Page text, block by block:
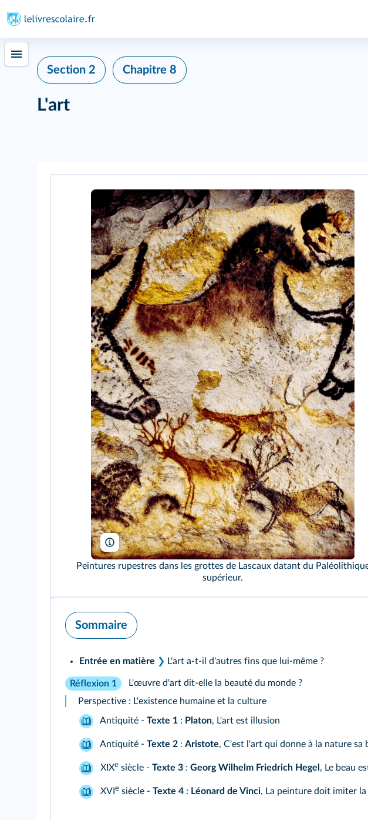
Section 2 Chapitre 8
L'art
Glasshouse Images/JT Vintage/AKG
Peintures rupestres dans les grottes de Lascaux datant du
supérieur.
Sommaire
Entrée en matière ❯ L'art a‑t‑il d'autres fins que lui‑même ?
Réflexion 1
L'œuvre d'art dit‑elle la beauté du monde ?
Perspective : L'existence humaine et la culture
Antiquité - Texte 1 : Platon, L'art est illusion
Antiquité - Texte 2 : Aristote, C'est l'art qui donne à la nature sa
XIXe siècle - Texte 3 : Georg Wilhelm Friedrich Hegel , Le beau
XVI e siècle - Texte 4 : Léonard de Vinci, La peinture doit imiter